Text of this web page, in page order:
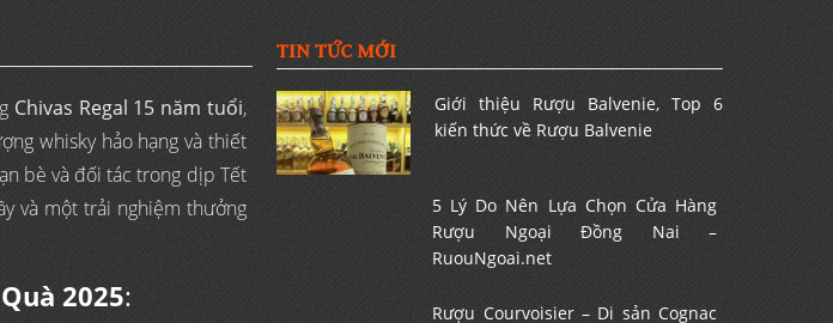
Chivas Regal 15 năm tuổi,
whisky hảo hạng và thiết
bè và đối tác trong dịp Tết
và một trải nghiệm thưởng
2025:
TIN TỨC MỚI
Giới thiệu Rượu Balvenie, Top 6
kiến thức về Rượu Balvenie
5 Lý Do Nên Lựa Chọn Cửa Hàng
Rượu Ngoại Đồng Nai –
RuouNgoai.net
Rượu Courvoisier – Di sản Cognac